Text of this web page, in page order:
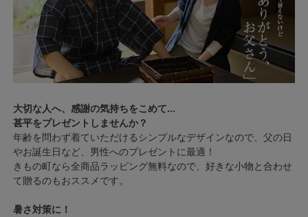
大切な人へ、感謝の気持ちをこめて...
甚平をプレゼントしませんか？
年齢を問わず着ていただけるシンプルなデザインなので、父の日
やお誕生日など、男性へのプレゼントに最適！
きもの町なら全商品ラッピング無料なので、好きな小物と合わせ
て贈るのもおススメです。
暑さ対策に！